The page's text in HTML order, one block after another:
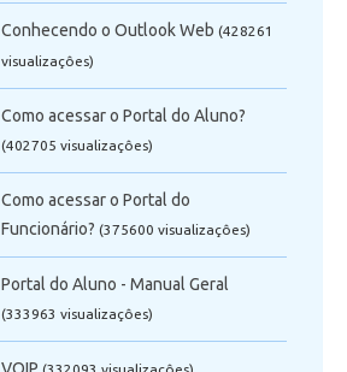
Conhecendo o Outlook Web (428261
visualizaçôes)
Como acessar o Portal do Aluno?
(402705 visualizaçôes)
Como acessar o Portal do
Funcionário? (375600 visualizaçôes)
Portal do Aluno - Manual Geral
(333963 visualizaçôes)